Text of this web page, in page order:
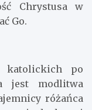
Chrystusa w
Go.
katolickich po
jest modlitwa
różańca